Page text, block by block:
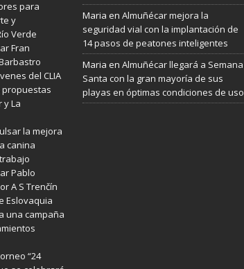
para
y
Verde
Fran
del CLIA
y La
la mejora
canina
Pablo
A S Trenčín
Eslovaquia
una campaña
“24
Maria en Almuñécar mejora la
seguridad vial con la implantación de
14 pasos de peatones inteligentes
Maria en Almuñécar llegará a Semana
Santa con la gran mayoría de sus
playas en óptimas condiciones de uso